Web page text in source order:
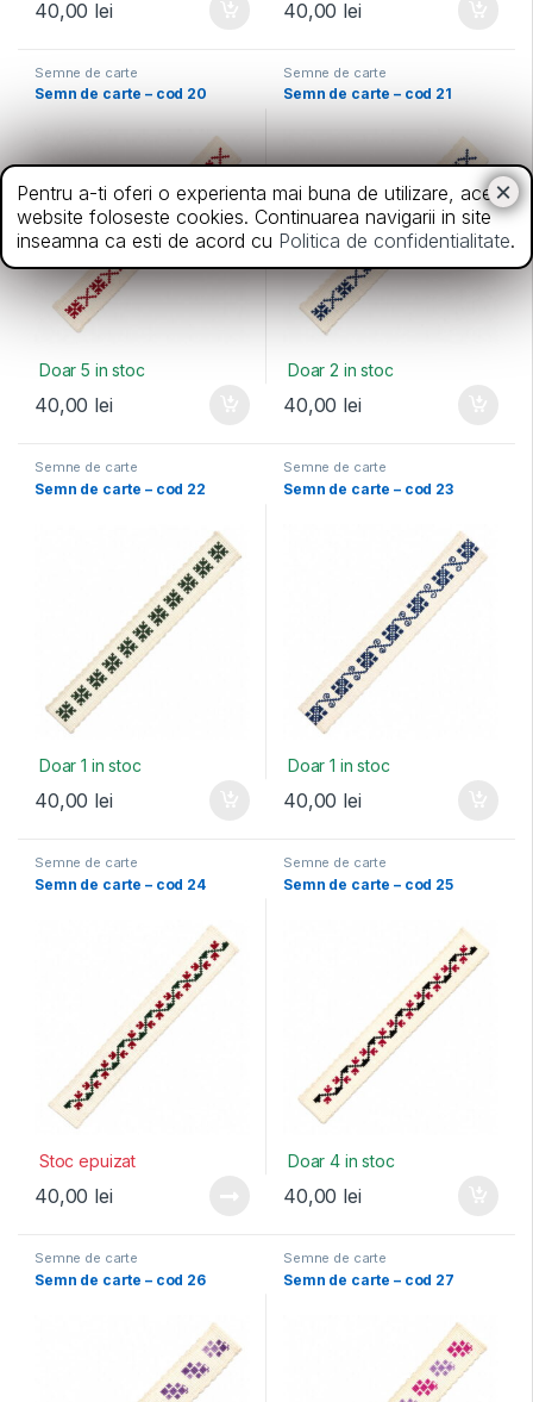
40,00 lei 40,00 lei
Semne de carte
Semn de carte – cod 20
Doar 5 in stoc
40,00 lei
Semne de carte
Semn de carte – cod 21
Doar 2 in stoc
40,00 lei
Semne de carte
Semn de carte – cod 22
Doar 1 in stoc
40,00 lei
Semne de carte
Semn de carte – cod 23
Doar 1 in stoc
40,00 lei
Semne de carte
Semn de carte – cod 24
Stoc epuizat
40,00 lei
Semne de carte
Semn de carte – cod 25
Doar 4 in stoc
40,00 lei
Semne de carte
Semn de carte – cod 26
Semne de carte
Semn de carte – cod 27
Pentru a-ti oferi o experienta mai buna de utilizare, acest
website foloseste cookies. Continuarea navigarii in site
inseamna ca esti de acord cu Politica de confidentialitate.